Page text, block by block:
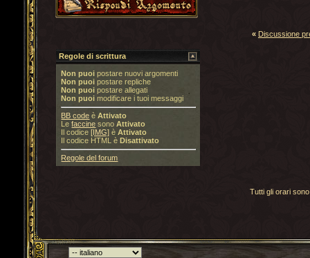
« Discussione
Regole di scrittura
Non puoi postare nuovi argomenti
Non puoi postare repliche
Non puoi postare allegati
Non puoi modificare i tuoi messaggi
BB code èAttivato
Lefaccine sonoAttivato
Il codice[IMG] èAttivato
Il codice HTML èDisattivato
Regole del forum
Tutti gli orari